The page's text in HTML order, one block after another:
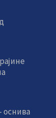
оснива